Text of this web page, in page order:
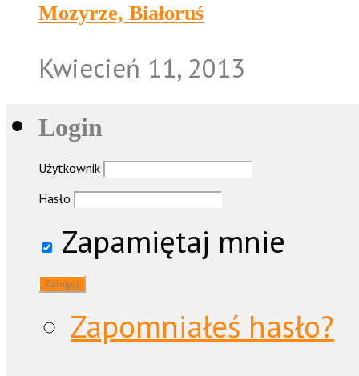
Mozyrze, Białoruś
Kwiecień 11, 2013
Login
Użytkownik
Hasło
Zapamiętaj mnie
Zapomniałeś hasło?